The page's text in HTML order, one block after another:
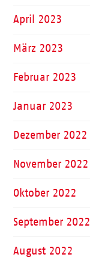
April 2023
März 2023
Februar 2023
Januar 2023
Dezember 2022
November 2022
Oktober 2022
September 2022
August 2022